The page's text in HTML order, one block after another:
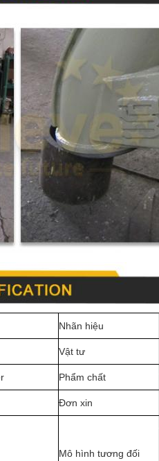
Nhãn hiệu
Vật tư
Phẩm chất
Đơn xin
Mô hình tương đối